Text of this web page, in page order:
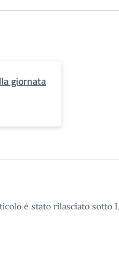
giornata
è stato rilasciato